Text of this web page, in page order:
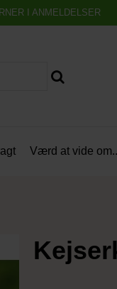
I ANMELDELSER
Værd at vide